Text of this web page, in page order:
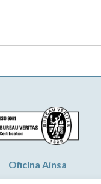
Oficina Aínsa